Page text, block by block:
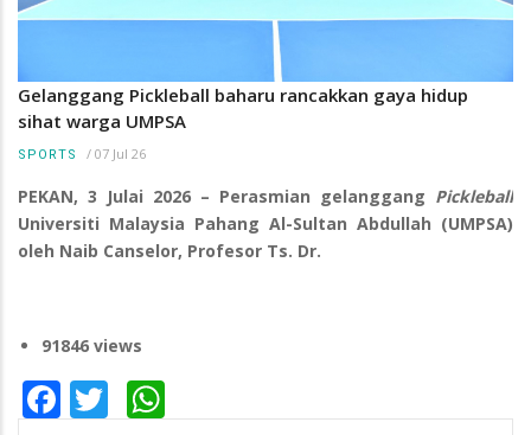
Gelanggang Pickleball baharu rancakkan gaya hidup
sihat warga UMPSA
SPORTS / 07 Jul 26
PEKAN, 3 Julai 2026 – Perasmian gelanggang Pickleball
Universiti Malaysia Pahang Al-Sultan Abdullah (UMPSA)
oleh Naib Canselor, Profesor Ts. Dr.
91846 views
Facebook
Twitter